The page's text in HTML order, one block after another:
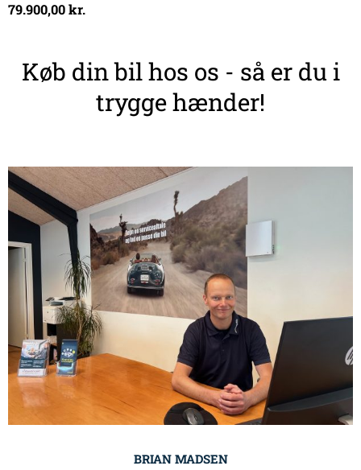
79.900,00kr.
Køb din bil hos os - så er du i
trygge hænder!
BRIAN MADSEN